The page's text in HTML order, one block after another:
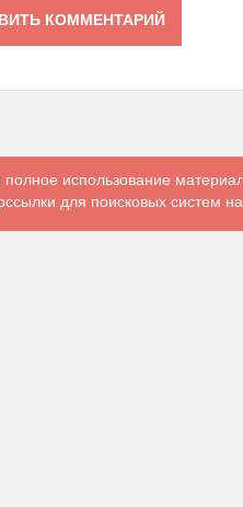
полное использование
для поисковых систем